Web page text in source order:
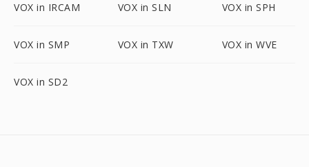
VOX in IRCAM VOX in SLN VOX in SPH
VOX in SMP VOX in TXW VOX in WVE
VOX in SD2